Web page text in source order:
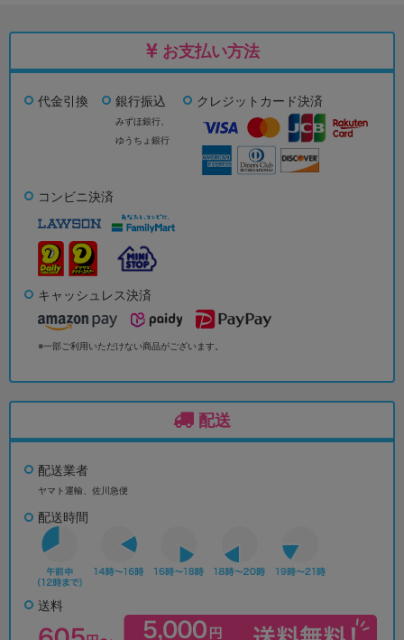
お支払い方法
代金引換 銀行振込
みずほ銀行、
ゆうちょ銀行
クレジットカード決済
コンビニ決済
キャッシュレス決済
※一部ご利用いただけない商品がございます。
配送
配送業者
ヤマト運輸、佐川急便
配送時間
送料